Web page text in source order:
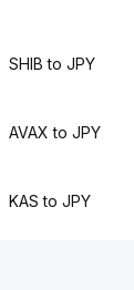
SHIB to JPY
AVAX to JPY
KAS to JPY